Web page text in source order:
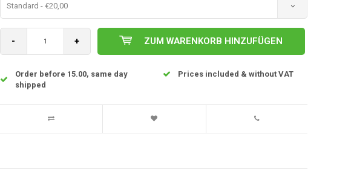
Standard - €20,00
- + ZUM WARENKORB HINZUFÜGEN
Order before 15.00, same day
shipped
Prices included & without VAT